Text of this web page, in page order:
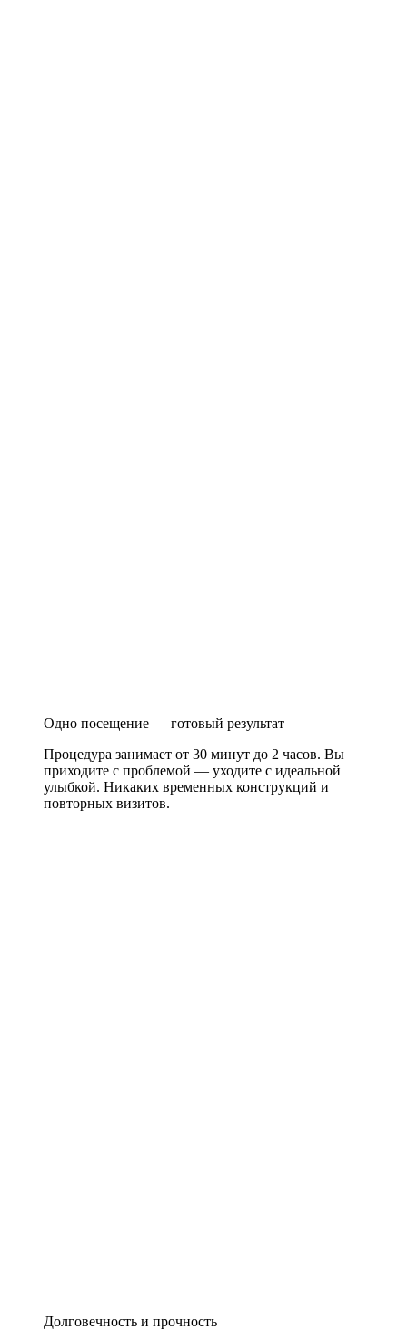
Одно посещение — готовый результат
Процедура занимает от 30 минут до 2 часов. Вы
приходите с проблемой — уходите с идеальной
улыбкой. Никаких временных конструкций и
повторных визитов.
Долговечность и прочность